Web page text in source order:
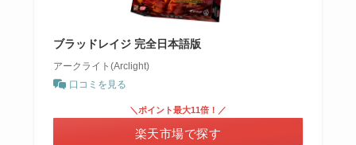
ブラッドレイジ 完全日本語版
アークライト(Arclight)
口コミを見る
＼ポイント最大11倍！／
楽天市場で探す